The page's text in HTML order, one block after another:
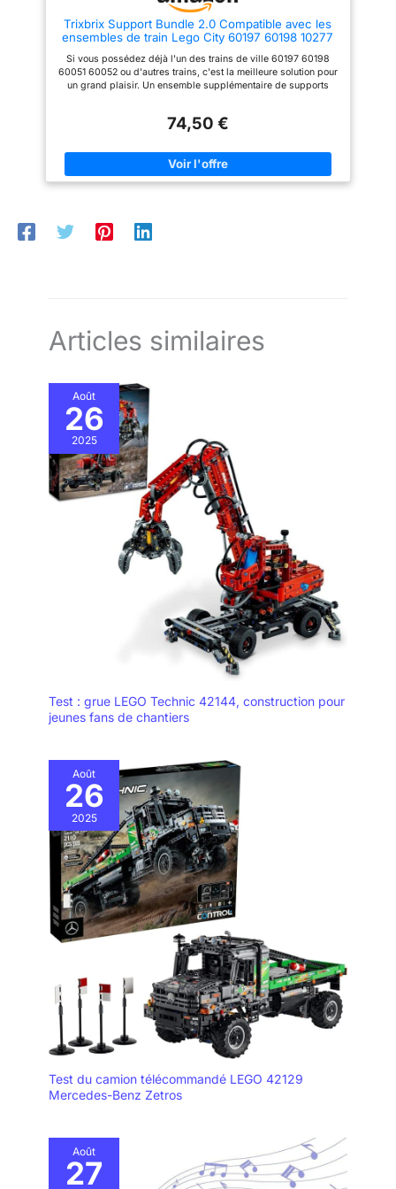
circulaire complète avec 16 rails
incurvés, 16 rails droits et un
avec levier, un camion de
transport d'argent avec portes
qui s'ouvrent et un chariot
à rouleaux. Les accessoires
incluent une clé, 12 éléments de
plus 2 palettes à construire, 3
bûches et une trottinette à neige.
Ouvrez le toit pour accéder à la
train vers une autre voie pour le
chargement ou le
cargaison dans votre ville. Ce
produit nécessite des piles (non
incluses). Veuillez vous référer
à l'emballage du produit pour le
type et les quantités. La
télécommande Bluetooth incluse
n'est pas compatible avec les
anciens trains LEGO
télécommandés infrarouges.
Trixbrix Support Bundle 2.0 Compatible avec les
ensembles de train Lego City 60197 60198 10277
Si vous possédez déjà l'un des trains de ville 60197 60198
60051 60052 ou d'autres trains, c'est la meilleure solution pour
un grand plaisir. Un ensemble supplémentaire de supports
les uns sur les autres Le tout dans une belle boîte – Ensemble
anneaux de roue en caoutchouc pour une meilleure adhérence
sur les roues motorisées Les pistes de train ne sont pas
incluses dans ce lot, vous aurez besoin de 19 pistes de train
74,50 €
Articles similaires
Août
26
2025
Test : grue LEGO Technic 42144, construction pour
jeunes fans de chantiers
Août
26
2025
Test du camion télécommandé LEGO 42129
Mercedes-Benz Zetros
Août
27